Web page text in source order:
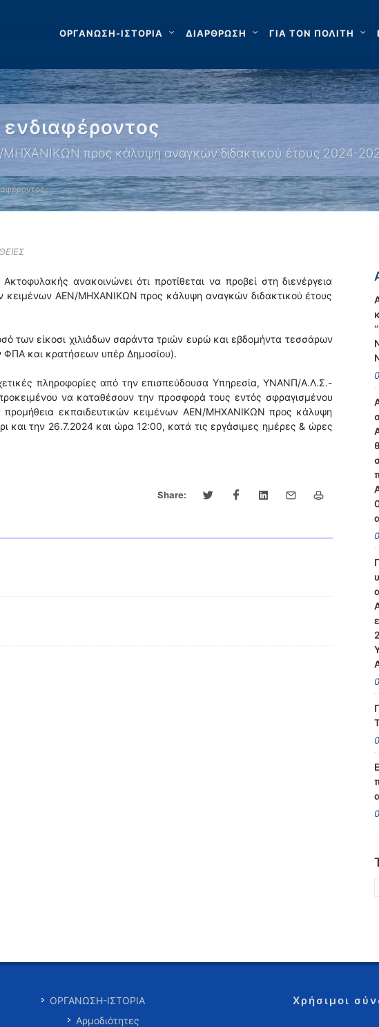
ΟΡΓΑΝΩΣΗ-ΙΣΤΟΡΙΑ ΔΙΑΡΘΡΩΣΗ ΓΙΑ ΤΟΝ ΠΟΛΙΤΗ
ΜΗΧΑΝΙΚΩΝ προς κάλυψη αναγκών διδακτικού έτους 2024-
ανακοινώνει ότι προτίθεται να προβεί στη διενέργεια
κειμένων ΑΕΝ/ΜΗΧΑΝΙΚΩΝ προς κάλυψη αναγκών διδακτικού έτους
των είκοσι χιλιάδων σαράντα τριών ευρώ και εβδομήντα τεσσάρων
και κρατήσεων υπέρ Δημοσίου).
πληροφορίες από την επισπεύδουσα Υπηρεσία, ΥΝΑΝΠ/Α.Λ.Σ.-
να καταθέσουν την προσφορά τους εντός σφραγισμένου
εκπαιδευτικών κειμένων ΑΕΝ/ΜΗΧΑΝΙΚΩΝ προς κάλυψη
και την 26.7.2024 και ώρα 12:00, κατά τις εργάσιμες ημέρες & ώρες
Share:
ΟΡΓΑΝΩΣΗ-ΙΣΤΟΡΙΑ
Αρμοδιότητες
Χρήσιμοι